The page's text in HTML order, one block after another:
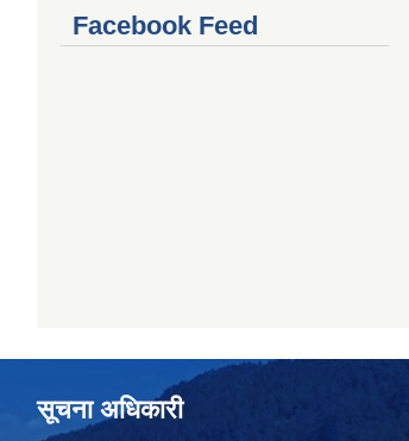
Facebook Feed
सूचना अधिकारी